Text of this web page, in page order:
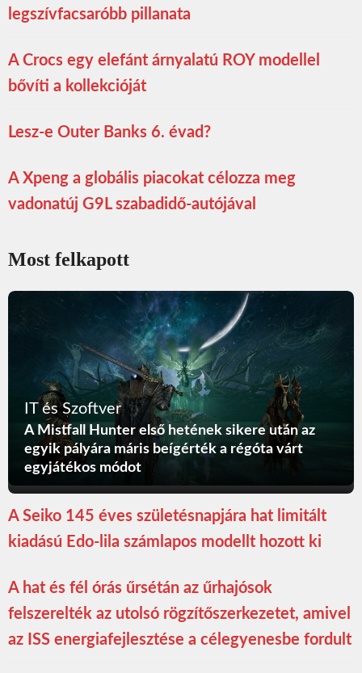
legszívfacsaróbb pillanata
A Crocs egy elefánt árnyalatú ROY modellel
bővíti a kollekcióját
Lesz-e Outer Banks 6. évad?
A Xpeng a globális piacokat célozza meg
vadonatúj G9L szabadidő-autójával
Most felkapott
IT és Szoftver
A Mistfall Hunter első hetének sikere után az
egyik pályára máris beígérték a régóta várt
egyjátékos módot
A Seiko 145 éves születésnapjára hat limitált
kiadású Edo-lila számlapos modellt hozott ki
A hat és fél órás űrsétán az űrhajósok
felszerelték az utolsó rögzítőszerkezetet, amivel
az ISS energiafejlesztése a célegyenesbe fordult